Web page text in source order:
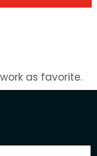
as favorite.